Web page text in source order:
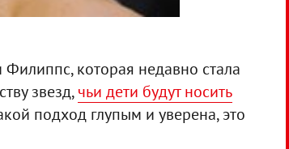
которая недавно стала
звезд,чьи дети будут носить
подход глупым и уверена, это